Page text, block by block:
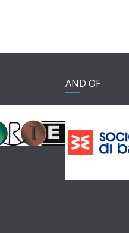
AND OF